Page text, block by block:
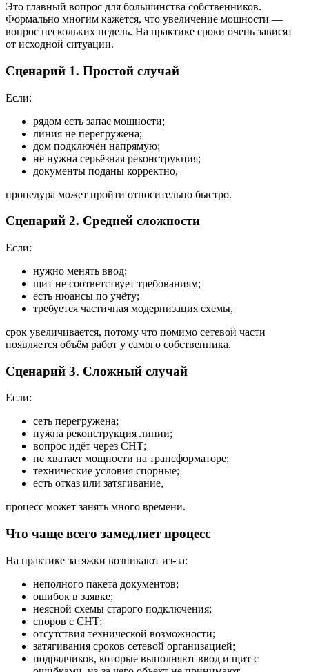
Это главный вопрос для большинства собственников.
Формально многим кажется, что увеличение мощности —
вопрос нескольких недель. На практике сроки очень зависят
от исходной ситуации.
Сценарий 1. Простой случай
Если:
рядом есть запас мощности;
линия не перегружена;
дом подключён напрямую;
не нужна серьёзная реконструкция;
документы поданы корректно,
процедура может пройти относительно быстро.
Сценарий 2. Средней сложности
Если:
нужно менять ввод;
щит не соответствует требованиям;
есть нюансы по учёту;
требуется частичная модернизация схемы,
срок увеличивается, потому что помимо сетевой части
появляется объём работ у самого собственника.
Сценарий 3. Сложный случай
Если:
сеть перегружена;
нужна реконструкция линии;
вопрос идёт через СНТ;
не хватает мощности на трансформаторе;
технические условия спорные;
есть отказ или затягивание,
процесс может занять много времени.
Что чаще всего замедляет процесс
На практике затяжки возникают из-за:
неполного пакета документов;
ошибок в заявке;
неясной схемы старого подключения;
споров с СНТ;
отсутствия технической возможности;
затягивания сроков сетевой организацией;
подрядчиков, которые выполняют ввод и щит с